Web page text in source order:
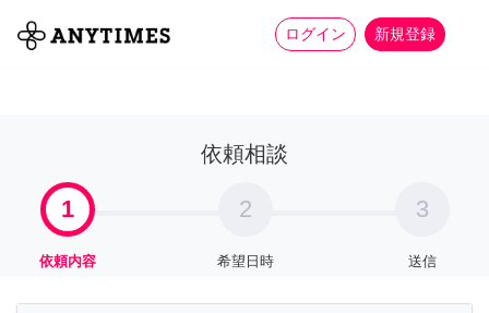
ログイン 新規登録
全て 家事 more_horiz
依頼相談
1
依頼内容
2
希望日時
3
送信